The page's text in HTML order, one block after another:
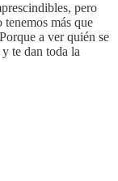
pero
más que
a ver quién se
te dan toda la